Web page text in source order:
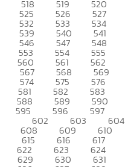
518 519 520
525 526 527
532 533 534
539 540 541
546 547 548
553 554 555
560 561 562
567 568 569
574 575 576
581 582 583
588 589 590
595 596 597
602 603 604
608 609 610
615 616 617
622 623 624
629 630 631